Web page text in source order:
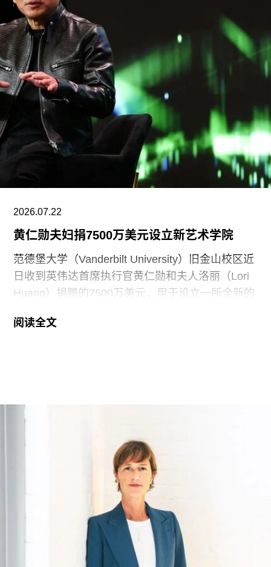
行的首届卡塔尔鲁拜亚四年展（Rubaiya
Qatar）。2017年至2022年，他曾担任柏林世界文
化宫（Haus der Kulturen der Welt）项目委员会成
员。自2025年起，他还担任国际现代艺术博物馆与
收藏委员会（CIMAM）理事。
上一届爱知三年展于2025年举行，主题为“灰烬与
蔷薇之间的时光”（A Time Between Ashes and
Roses），由沙迦艺术基金会主席兼创始人胡尔·卡
西米（Hoor Al Qasimi）担任艺术总监。
2026.07.22
黄仁勋夫妇捐7500万美元设立新艺术学院
范德堡大学（Vanderbilt University）旧金山校区近
日收到英伟达首席执行官黄仁勋和夫人洛丽（Lori
Huang）捐赠的7500万美元，用于设立一所全新的
筑与设计学院”，具体名称尚待校方批准。目前，学
后一家非营利性艺术院校，但近年来持续受招生人
数下降和预算赤字影响导致裁员，最终于今年年初
被范德堡大学收购。根据收购协议，加州艺术学院
将于2026-27学年结束后停止办学。
这笔捐赠是黄仁勋夫妇迄今向教育机构提供的最大
单笔捐款，金额超过了此前向其母校俄勒冈州立大
学捐赠的5000万美元。加上去年2月向范德堡大学
捐赠的2250万美元，黄仁勋夫妇对该校的捐赠总额
已达到9750万美元。同时，他们还带动了其他慈善
阅读全文